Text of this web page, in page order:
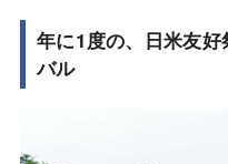
年に1度の、日米友
バル